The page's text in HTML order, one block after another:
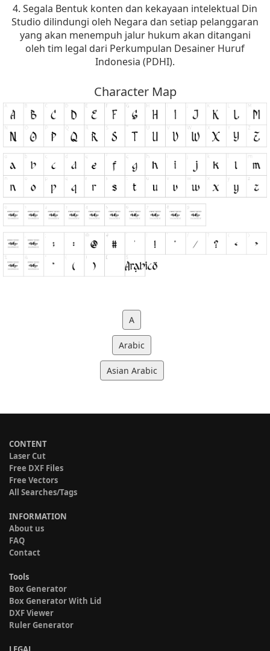
4. Segala Bentuk konten dan kekayaan intelektual Din
Studio dilindungi oleh Negara dan setiap pelanggaran
yang akan menempuh jalur hukum akan ditangani
oleh tim legal dari Perkumpulan Desainer Huruf
Indonesia (PDHI).
Character Map
A
Arabic
Asian Arabic
CONTENT
Laser Cut
Free DXF Files
Free Vectors
All Searches/Tags
INFORMATION
About us
FAQ
Contact
Tools
Box Generator
Box Generator With Lid
DXF Viewer
Ruler Generator